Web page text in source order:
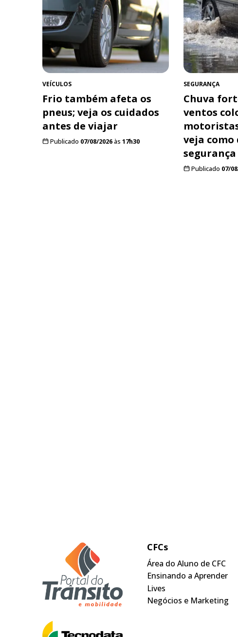
VEÍCULOS
Frio também afeta os
pneus; veja os cuidados
antes de viajar
Publicado 07/08/2026às 17h30
SEGURANÇA
Chuva
ventos
veja
segurança
Publicado 07/
CFCs
Área do Aluno de CFC
Ensinando a Aprender
Lives
Negócios e Marketing